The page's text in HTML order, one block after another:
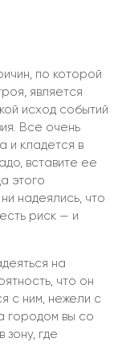
по которой
является
исход событий
Все очень
и кладется в
вставите ее
этого
надеялись, что
риск — и
на
что он
с ним, нежели с
городом вы со
где